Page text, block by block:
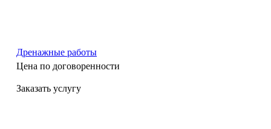
Дренажные работы
Цена по договоренности
Заказать услугу